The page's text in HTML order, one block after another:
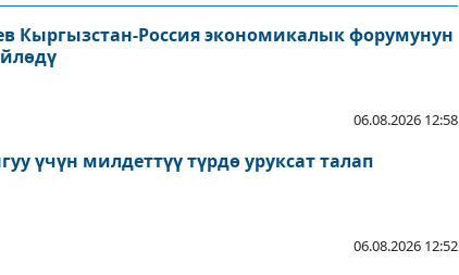
Кыргызстан-Россия экономикалык форумунун
06.08.2026 12:58
үчүн милдеттүү түрдө уруксат талап
06.08.2026 12:52